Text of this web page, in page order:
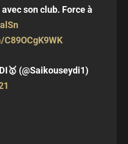
son club. Force à
(@Saikouseydi1)